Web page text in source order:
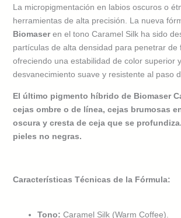
La micropigmentación en labios oscuros o
herramientas de alta precisión. La nueva
Biomaseren el tono Caramel Silk ha sido
partículas de alta densidad para penetrar de
ofreciendo una estabilidad de color superior
desvanecimiento suave y resistente al paso
El último pigmento híbrido de Biomaser
cejas ombre o de línea, cejas brumosas
oscura y cresta de ceja que se
pieles no negras.
Características Técnicas de la Fórmula:
Tono: Caramel Silk (Warm Coffee).